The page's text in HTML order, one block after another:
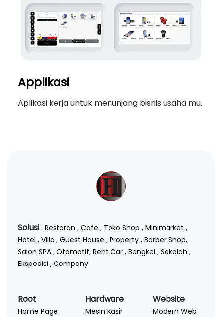
Applikasi
Aplikasi kerja untuk menunjang bisnis usaha mu.
Solusi: Restoran , Cafe , Toko Shop , Minimarket ,
Hotel , Villa , Guest House , Property , Barber Shop,
Salon SPA , Otomotif, Rent Car , Bengkel , Sekolah ,
Ekspedisi , Company
Root
Home Page
Hardware
Mesin Kasir
Website
Modern Web